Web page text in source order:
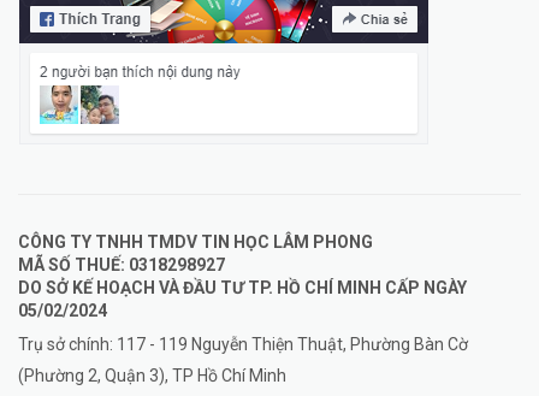
CÔNG TY TNHH TMDV TIN HỌC LÂM PHONG
MÃ SỐ THUẾ: 0318298927
DO SỞ KẾ HOẠCH VÀ ĐẦU TƯ TP. HỒ CHÍ MINH CẤP NGÀY
05/02/2024
Trụ sở chính: 117 - 119 Nguyễn Thiện Thuật, Phường Bàn Cờ
(Phường 2, Quận 3), TP Hồ Chí Minh